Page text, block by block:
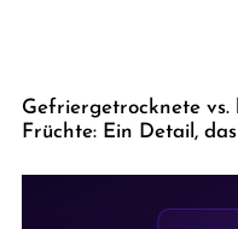
Gefriergetrocknete
Früchte: Ein Detail,